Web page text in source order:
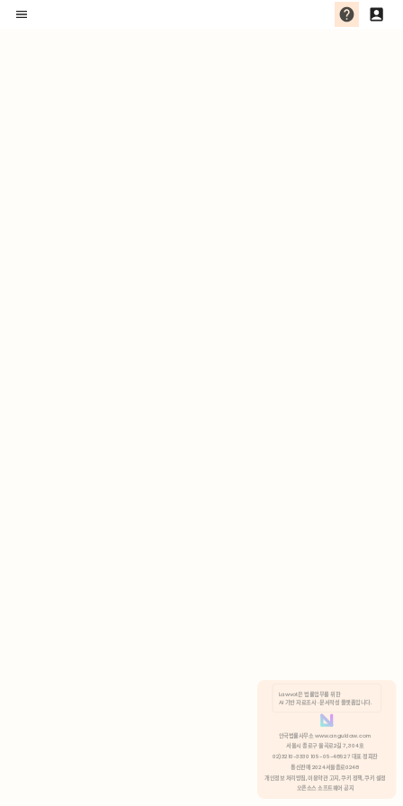
분석 쿠키 허용
Lawvot은 법률업무를 위한
AI 기반 자료조사 · 문서작성 플랫폼입니다.
안국법률사무소 www.anguklaw.com
서울시 종로구 율곡로2길 7, 304호
02)3210-3330 105-05-48527 대표 정희찬
통신판매 2024서울종로0248
개인정보 처리방침, 이용약관 고지, 쿠키 정책, 쿠키 설정
오픈소스 소프트웨어 공지